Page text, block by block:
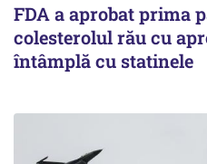
FDA a aprobat prima
colesterolul rău cu
întâmplă cu statinele